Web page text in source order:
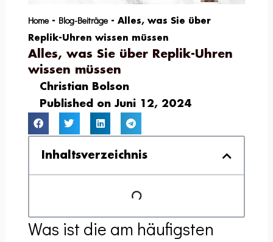
Home - Blog-Beiträge -Alles, was Sie über
Replik-Uhren wissen müssen
Alles, was Sie über Replik-Uhren
wissen müssen
Christian Bolson
Published on Juni 12, 2024
Inhaltsverzeichnis
Was ist die am häufigsten